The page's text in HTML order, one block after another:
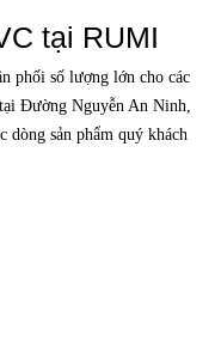
tại RUMI
phối số lượng lớn cho các
Đường Nguyễn An Ninh,
sản phẩm quý khách